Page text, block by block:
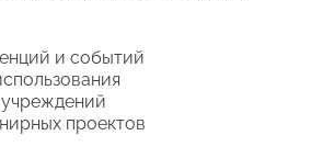
и событий
учреждений
проектов